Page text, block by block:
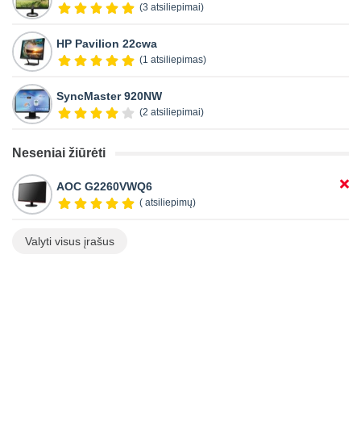
(3 atsiliepimai)
HP Pavilion 22cwa
(1 atsiliepimas)
SyncMaster 920NW
(2 atsiliepimai)
Neseniai žiūrėti
AOC G2260VWQ6
( atsiliepimų)
Valyti visus įrašus